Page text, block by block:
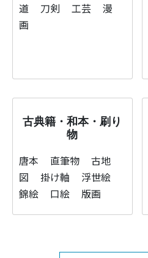
道
刀剣 工芸
漫
画
古典籍・和本・刷り
物
唐本 直筆物
古地
図
掛け軸
浮世絵
錦絵
口絵 版画